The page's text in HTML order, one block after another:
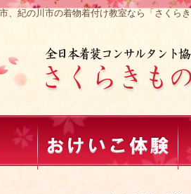
、紀の川市の着物着付け教室なら「さくら